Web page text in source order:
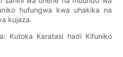
hufungwa kwa uhakika na
kujaza.
Kutoka Karatasi hadi Kifuniko